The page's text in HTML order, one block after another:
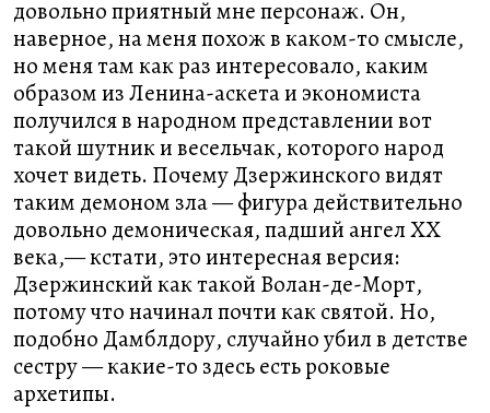
довольно приятный мне персонаж. Он,
наверное, на меня похож в каком-то смысле,
но меня там как раз интересовало, каким
образом из Ленина-аскета и экономиста
получился в народном представлении вот
такой шутник и весельчак, которого народ
хочет видеть. Почему Дзержинского видят
таким демоном зла — фигура действительно
довольно демоническая, падший ангел XX
века,— кстати, это интересная версия:
Дзержинский как такой Волан-де-Морт,
потому что начинал почти как святой. Но,
подобно Дамблдору, случайно убил в детстве
сестру — какие-то здесь есть роковые
архетипы.